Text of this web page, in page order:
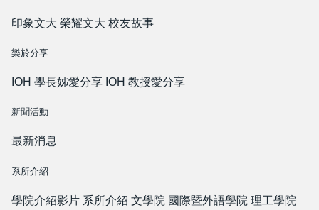
印象文大 榮耀文大 校友故事
樂於分享
IOH 學長姊愛分享 IOH 教授愛分享
新聞活動
最新消息
系所介紹
學院介紹影片 系所介紹 文學院 國際暨外語學院 理工學院